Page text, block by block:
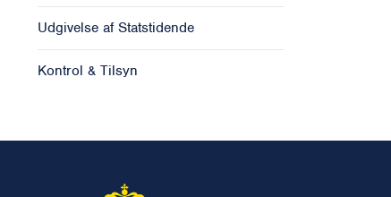
Udgivelse af Statstidende
Kontrol & Tilsyn